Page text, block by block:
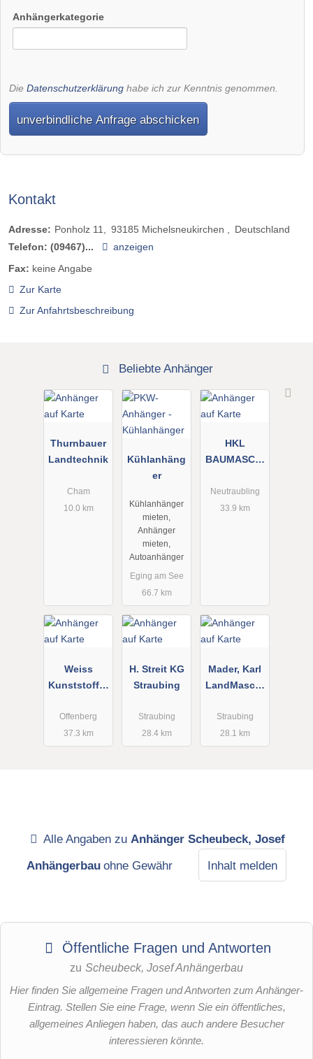
Anhängerkategorie
Die Datenschutzerklärung habe ich zur Kenntnis genommen.
unverbindliche Anfrage abschicken
Kontakt
Adresse: Ponholz 11 93185 Michelsneukirchen
Deutschland
Telefon: (09467)...
anzeigen
Fax: keine Angabe
Zur Karte
Zur Anfahrtsbeschreibung
Beliebte Anhänger
Thurnbauer
Landtechnik
Cham
10.0 km
Kühlanhäng
er
Kühlanhänger
mieten,
Anhänger
mieten,
Autoanhänger
Eging am See
66.7 km
HKL
BAUMASCHI
Neutraubling
33.9 km
Weiss
Kunststoffte
Offenberg
37.3 km
H. Streit KG
Straubing
Straubing
28.4 km
Mader, Karl
LandMasch.
Straubing
28.1 km
Alle Angaben zu Anhänger Scheubeck, Josef
Anhängerbau ohne Gewähr Inhalt melden
Öffentliche Fragen und Antworten
zu Scheubeck, Josef Anhängerbau
Hier finden Sie allgemeine Fragen und Antworten zum Anhänger-
Eintrag. Stellen Sie eine Frage, wenn Sie ein öffentliches,
allgemeines Anliegen haben, das auch andere Besucher
interessieren könnte.